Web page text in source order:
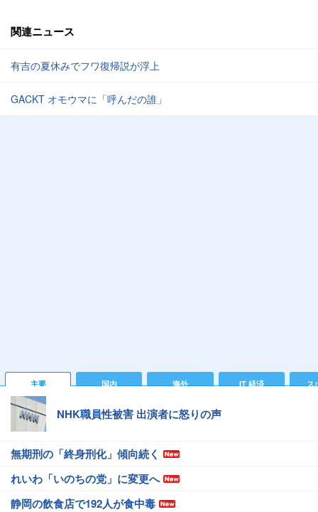
関連ニュース
有吉の夏休みでフワ復帰説が浮上
GACKT オモウマに「呼んだの誰」
主要 国内 海外 IT 経済 ス
NHK職員性被害 出演者に怒りの声
無期刑の「終身刑化」傾向続く
れいわ「いのちの党」に変更へ
静岡の飲食店で192人が食中毒